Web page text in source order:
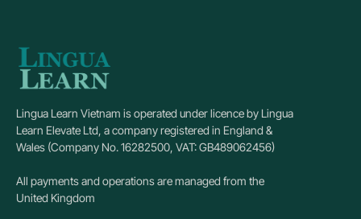
Lingua Learn Vietnam is operated under licence by Lingua
Learn Elevate Ltd, a company registered in England &
Wales (Company No. 16282500, VAT: GB489062456)
All payments and operations are managed from the
United Kingdom